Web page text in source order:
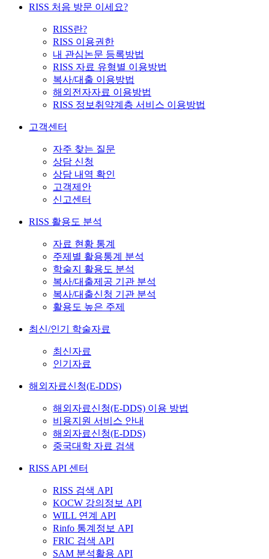
RISS 처음 방문 이세요?
RISS란?
RISS 이용권한
내 관심논문 등록방법
RISS 자료 유형별 이용방법
복사/대출 이용방법
해외전자자료 이용방법
RISS 정보취약계층 서비스 이용방법
고객센터
자주 찾는 질문
상담 신청
상담 내역 확인
고객제안
신고센터
RISS 활용도 분석
자료 현황 통계
주제별 활용통계 분석
학술지 활용도 분석
복사/대출제공 기관 분석
복사/대출신청 기관 분석
활용도 높은 주제
최신/인기 학술자료
최신자료
인기자료
해외자료신청(E-DDS)
해외자료신청(E-DDS) 이용 방법
비용지원 서비스 안내
해외자료신청(E-DDS)
중국대학 자료 검색
RISS API 센터
RISS 검색 API
KOCW 강의정보 API
WILL 연계 API
Rinfo 통계정보 API
FRIC 검색 API
SAM 분석활용 API